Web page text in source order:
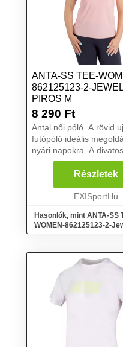
ANTA-SS TEE-
862125123-2-
PIROS M
8 290 Ft
Antal női póló. A rövid
futópóló ideális
nyári napokra. A divatos
garantálja a sikert, és
fogsz benne, bárhová is
stílusos póló félköríves
Részletek
EXISportHu
Hasonlók, mint ANTA-SS
WOMEN-862125123-2-
Piros M